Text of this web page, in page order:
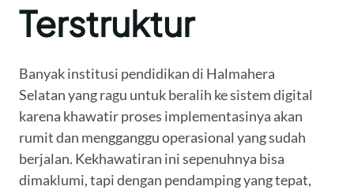
Terstruktur
Banyak institusi pendidikan di Halmahera
Selatan yang ragu untuk beralih ke sistem digital
karena khawatir proses implementasinya akan
rumit dan mengganggu operasional yang sudah
berjalan. Kekhawatiran ini sepenuhnya bisa
dimaklumi, tapi dengan pendamping yang tepat,